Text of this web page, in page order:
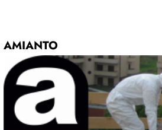
AMIANTO